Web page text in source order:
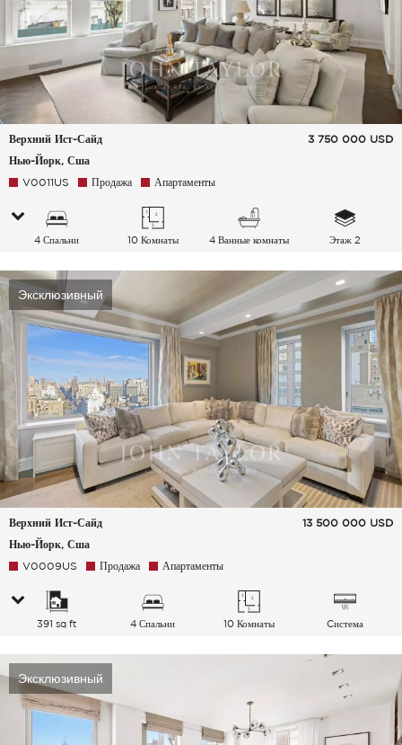
Верхний Ист-Сайд
Нью-Йорк, Сша
3 750 000 USD
V0011US Продажа Апартаменты
4 Спальни 10 Комнаты 4 Ванные комнаты Этаж 2
Эксклюзивный
Верхний Ист-Сайд
Нью-Йорк, Сша
13 500 000 USD
V0009US Продажа Апартаменты
391 sq ft 4 Спальни 10 Комнаты
Cистема
воздуха
Эксклюзивный